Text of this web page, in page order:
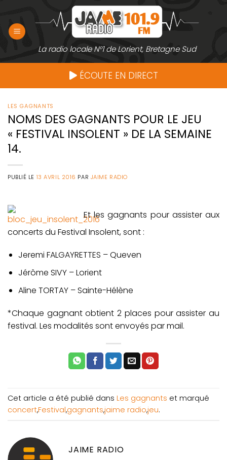
contenu
La radio locale N°1 de Lorient, Bretagne Sud
ÉCOUTE EN DIRECT
LES GAGNANTS
NOMS DES GAGNANTS POUR LE JEU
« FESTIVAL INSOLENT » DE LA SEMAINE
14.
PUBLIÉ LE 13 AVRIL 2016 PAR JAIME RADIO
Et les gagnants pour assister aux
concerts du Festival Insolent, sont :
Jeremi FALGAYRETTES – Queven
Jérôme SIVY – Lorient
Aline TORTAY – Sainte-Hélène
*Chaque gagnant obtient 2 places pour assister au
festival. Les modalités sont envoyés par mail.
Cet article a été publié dans Les gagnants et marqué
concert,Festival,gagnants,jaime radio,jeu.
JAIME RADIO